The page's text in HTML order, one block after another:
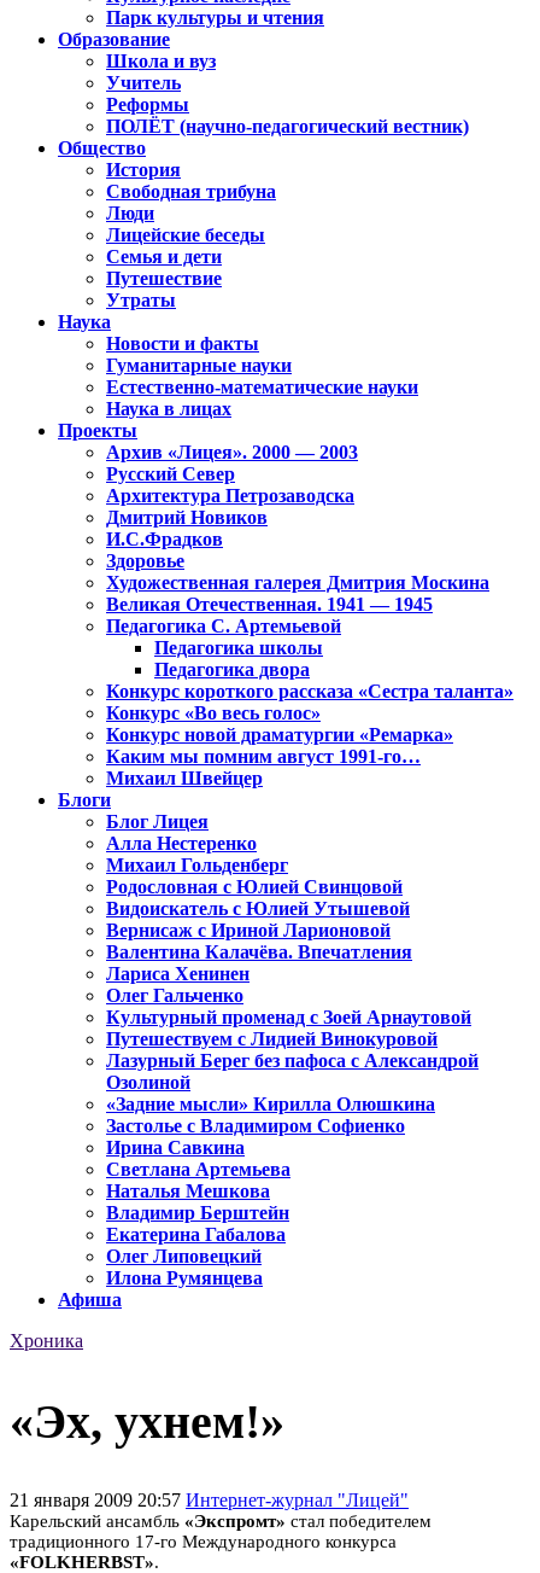
Парк культуры и чтения
Образование
Школа и вуз
Учитель
Реформы
ПОЛЁТ (научно-педагогический вестник)
Общество
История
Свободная трибуна
Люди
Лицейские беседы
Семья и дети
Путешествие
Утраты
Наука
Новости и факты
Гуманитарные науки
Естественно-математические науки
Наука в лицах
Проекты
Архив «Лицея». 2000 — 2003
Русский Север
Архитектура Петрозаводска
Дмитрий Новиков
И.С.Фрадков
Здоровье
Художественная галерея Дмитрия Москина
Великая Отечественная. 1941 — 1945
Педагогика С. Артемьевой
Педагогика школы
Педагогика двора
Конкурс короткого рассказа «Сестра таланта»
Конкурс «Во весь голос»
Конкурс новой драматургии «Ремарка»
Каким мы помним август 1991-го…
Михаил Швейцер
Блоги
Блог Лицея
Алла Нестеренко
Михаил Гольденберг
Родословная с Юлией Свинцовой
Видоискатель с Юлией Утышевой
Вернисаж с Ириной Ларионовой
Валентина Калачёва. Впечатления
Лариса Хенинен
Олег Гальченко
Культурный променад с Зоей Арнаутовой
Путешествуем с Лидией Винокуровой
Лазурный Берег без пафоса с Александрой
Озолиной
«Задние мысли» Кирилла Олюшкина
Застолье с Владимиром Софиенко
Ирина Савкина
Светлана Артемьева
Наталья Мешкова
Владимир Берштейн
Екатерина Габалова
Олег Липовецкий
Илона Румянцева
Афиша
Хроника
«Эх, ухнем!»
21 января 2009 20:57 Интернет-журнал "Лицей"
Карельский ансамбль «Экспромт» стал победителем
традиционного 17-го Международного конкурса
«FOLKHERBST».